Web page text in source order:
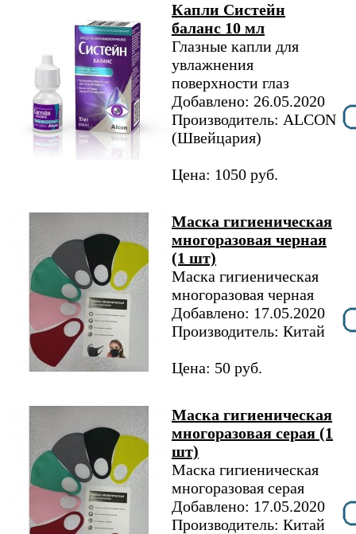
Капли Систейн
баланс 10 мл
Глазные капли для
увлажнения
поверхности глаз
Добавлено: 26.05.2020
Производитель: ALCON
(Швейцария)
Цена: 1050 руб.
Маска гигиеническая
многоразовая черная
(1 шт)
Маска гигиеническая
многоразовая черная
Добавлено: 17.05.2020
Производитель: Китай
Цена: 50 руб.
Маска гигиеническая
многоразовая серая (1
шт)
Маска гигиеническая
многоразовая серая
Добавлено: 17.05.2020
Производитель: Китай